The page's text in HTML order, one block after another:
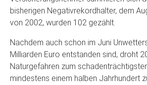
bisherigen Negativrekordhalter, dem
von 2002, wurden 102 gezählt.
Nachdem auch schon im Juni
Milliarden Euro entstanden sind, droht
Naturgefahren zum
mindestens einem halben Jahrhundert